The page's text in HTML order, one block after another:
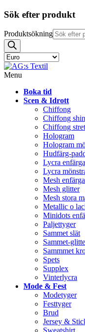
Sök efter produkt
Produktsökning
Menu
Boka tid
Scen & Idrott
Chiffong
Chiffong
Chiffong
Hologram
Hologram
Hudfärg-
Lycra
Lycra
Mesh
Mesh glitter
Mesh stora
Metallic o
Minidots
Paljettyger
Sammet slät
Sammet-
Sammmet
Spets
Supplex
Vinterlycra
Mode & Fest
Modetyger
Festtyger
Brud
Jersey &